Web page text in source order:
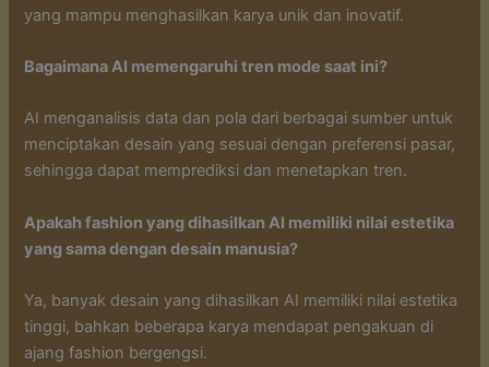
yang mampu menghasilkan karya unik dan inovatif.
Bagaimana AI memengaruhi tren mode saat ini?
AI menganalisis data dan pola dari berbagai sumber untuk
menciptakan desain yang sesuai dengan preferensi pasar,
sehingga dapat memprediksi dan menetapkan tren.
Apakah fashion yang dihasilkan AI memiliki nilai estetika
yang sama dengan desain manusia?
Ya, banyak desain yang dihasilkan AI memiliki nilai estetika
tinggi, bahkan beberapa karya mendapat pengakuan di
ajang fashion bergengsi.